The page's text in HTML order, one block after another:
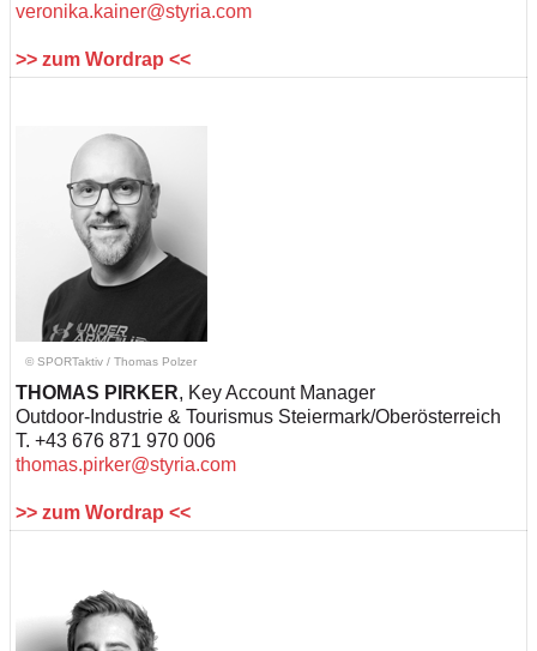
veronika.kainer@styria.com
>> zum Wordrap <<
© SPORTaktiv / Thomas Polzer
THOMAS PIRKER, Key Account Manager
Outdoor-Industrie & Tourismus Steiermark/Oberösterreich
T. +43 676 871 970 006
thomas.pirker@styria.com
>> zum Wordrap <<